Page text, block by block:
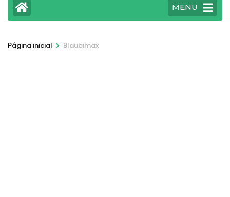
MENU
Página inicial > Blaubimax